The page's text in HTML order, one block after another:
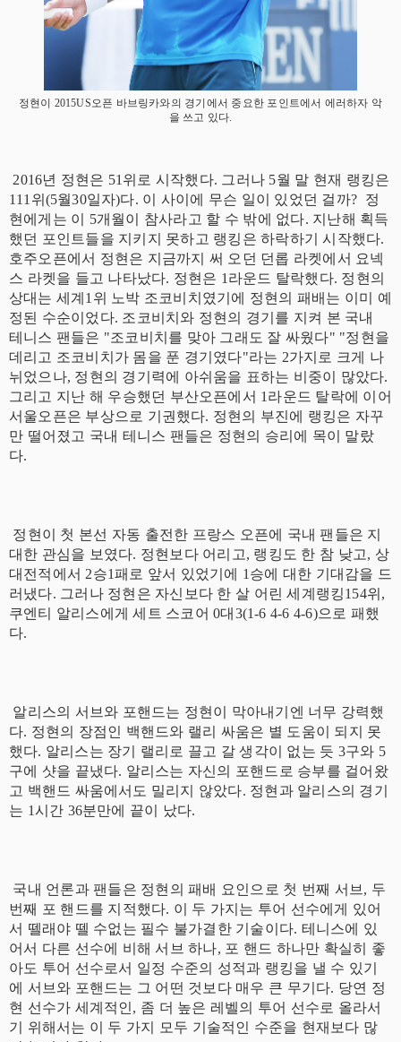
정현이 2015US오픈 바브링카와의 경기에서 중요한 포인트에서 에러하자 악
을 쓰고 있다.
2016년 정현은 51위로 시작했다. 그러나 5월 말 현재 랭킹은
111위(5월30일자)다. 이 사이에 무슨 일이 있었던 걸까? 정
현에게는 이 5개월이 참사라고 할 수 밖에 없다. 지난해 획득
했던 포인트들을 지키지 못하고 랭킹은 하락하기 시작했다.
호주오픈에서 정현은 지금까지 써 오던 던롭 라켓에서 요넥
스 라켓을 들고 나타났다. 정현은 1라운드 탈락했다. 정현의
상대는 세계1위 노박 조코비치였기에 정현의 패배는 이미 예
정된 수순이었다. 조코비치와 정현의 경기를 지켜 본 국내
테니스 팬들은 "조코비치를 맞아 그래도 잘 싸웠다" "정현을
데리고 조코비치가 몸을 푼 경기였다"라는 2가지로 크게 나
뉘었으나, 정현의 경기력에 아쉬움을 표하는 비중이 많았다.
그리고 지난 해 우승했던 부산오픈에서 1라운드 탈락에 이어
서울오픈은 부상으로 기권했다. 정현의 부진에 랭킹은 자꾸
만 떨어졌고 국내 테니스 팬들은 정현의 승리에 목이 말랐
다.
정현이 첫 본선 자동 출전한 프랑스 오픈에 국내 팬들은 지
대한 관심을 보였다. 정현보다 어리고, 랭킹도 한 참 낮고, 상
대전적에서 2승1패로 앞서 있었기에 1승에 대한 기대감을 드
러냈다. 그러나 정현은 자신보다 한 살 어린 세계랭킹154위,
쿠엔티 알리스에게 세트 스코어 0대3(1-6 4-6 4-6)으로 패했
다.
알리스의 서브와 포핸드는 정현이 막아내기엔 너무 강력했
다. 정현의 장점인 백핸드와 랠리 싸움은 별 도움이 되지 못
했다. 알리스는 장기 랠리로 끌고 갈 생각이 없는 듯 3구와 5
구에 샷을 끝냈다. 알리스는 자신의 포핸드로 승부를 걸어왔
고 백핸드 싸움에서도 밀리지 않았다. 정현과 알리스의 경기
는 1시간 36분만에 끝이 났다.
국내 언론과 팬들은 정현의 패배 요인으로 첫 번째 서브, 두
번째 포 핸드를 지적했다. 이 두 가지는 투어 선수에게 있어
서 뗄래야 뗄 수없는 필수 불가결한 기술이다. 테니스에 있
어서 다른 선수에 비해 서브 하나, 포 핸드 하나만 확실히 좋
아도 투어 선수로서 일정 수준의 성적과 랭킹을 낼 수 있기
에 서브와 포핸드는 그 어떤 것보다 매우 큰 무기다. 당연 정
현 선수가 세계적인, 좀 더 높은 레벨의 투어 선수로 올라서
기 위해서는 이 두 가지 모두 기술적인 수준을 현재보다 많